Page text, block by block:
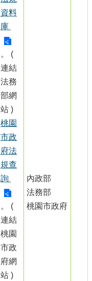
資料
庫
。 (
連結
法務
部網
站 )
桃園
市政
府法
規查
詢
。 (
連結
桃園
市政
府網
站 )
內政部
法務部
桃園市政府